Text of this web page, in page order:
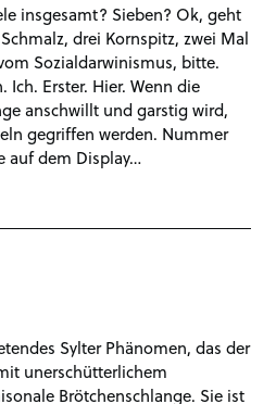
insgesamt? Sieben? Ok, geht
drei Kornspitz, zwei Mal
Sozialdarwinismus, bitte.
Ich. Erster. Hier. Wenn die
anschwillt und garstig wird,
gegriffen werden. Nummer
auf dem Display…
Sylter Phänomen, das der
unerschütterlichem
Brötchenschlange. Sie ist